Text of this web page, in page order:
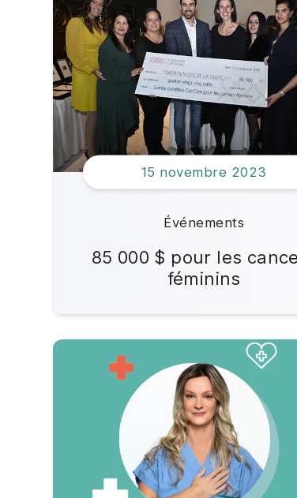
2025
2024
2021
2019
15 novembre 2023
Événements
85 000 $ pour les
féminins